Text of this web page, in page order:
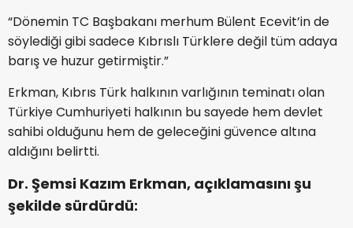
“Dönemin TC Başbakanı merhum Bülent Ecevit’in de
söylediği gibi sadece Kıbrıslı Türklere değil tüm adaya
barış ve huzur getirmiştir.”
Erkman, Kıbrıs Türk halkının varlığının teminatı olan
Türkiye Cumhuriyeti halkının bu sayede hem devlet
sahibi olduğunu hem de geleceğini güvence altına
aldığını belirtti.
Dr. Şemsi Kazım Erkman, açıklamasını şu
şekilde sürdürdü: